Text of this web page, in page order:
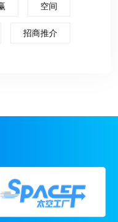
空间
招商推介